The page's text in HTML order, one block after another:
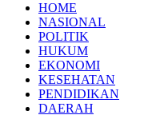
HOME
NASIONAL
POLITIK
HUKUM
EKONOMI
KESEHATAN
PENDIDIKAN
DAERAH